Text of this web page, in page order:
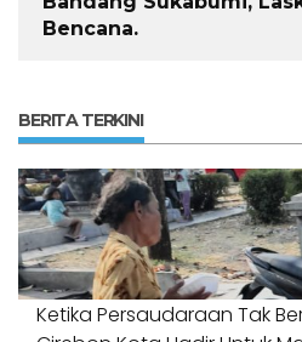
Bencana.
BERITA TERKINI
Ketika Persaudaraan Tak